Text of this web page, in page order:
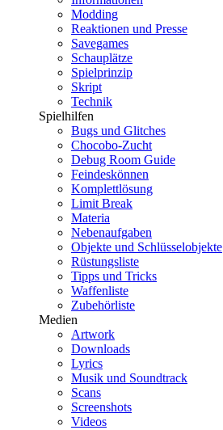
Modding
Reaktionen und Presse
Savegames
Schauplätze
Spielprinzip
Skript
Technik
Spielhilfen
Bugs und Glitches
Chocobo-Zucht
Debug Room Guide
Feindeskönnen
Komplettlösung
Limit Break
Materia
Nebenaufgaben
Objekte und Schlüsselobjekte
Rüstungsliste
Tipps und Tricks
Waffenliste
Zubehörliste
Medien
Artwork
Downloads
Lyrics
Musik und Soundtrack
Scans
Screenshots
Videos